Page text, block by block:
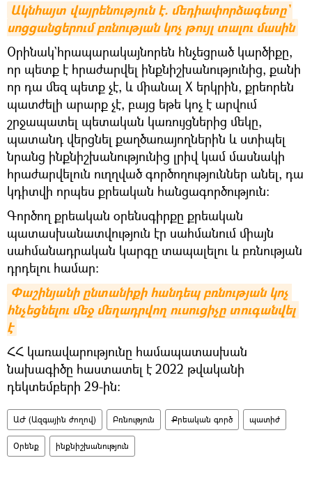
Ակնհայտ վայրենություն է. մեդիափորձագետը`
սոցցանցերում բռնության կոչ թույլ տալու մասին
Օրինակ`հրապարակայնորեն հնչեցրած կարծիքը,
որ պետք է հրաժարվել ինքնիշխանությունից, քանի
որ դա մեզ պետք չէ, և միանալ X երկրին, քրեորեն
պատժելի արարք չէ, բայց եթե կոչ է արվում
շրջապատել պետական կառույցներից մեկը,
պատանդ վերցնել քաղծառայողներին և ստիպել
նրանց ինքնիշխանությունից լրիվ կամ մասնակի
հրաժարվելուն ուղղված գործողություններ անել, դա
կդիտվի որպես քրեական հանցագործություն։
Գործող քրեական օրենսգիրքը քրեական
պատասխանատվություն էր սահմանում միայն
սահմանադրական կարգը տապալելու և բռնության
դրդելու համար։
Փաշինյանի ընտանիքի հանդեպ բռնության կոչ
հնչեցնելու մեջ մեղադրվող ուսուցիչը տուգանվել
է
ՀՀ կառավարությունը համապատասխան
նախագիծը հաստատել է 2022 թվականի
դեկտեմբերի 29-ին։
ԱԺ (Ազգային ժողով) Բռնություն Քրեական գործ պատիժ
Օրենք ինքնիշխանություն